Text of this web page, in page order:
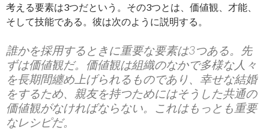
考える要素は3つだという。その3つとは、価値観、才能、
そして技能である。彼は次のように説明する。
誰かを採用するときに重要な要素は3つある。先
ずは価値観だ。価値観は組織のなかで多様な人々
を長期間纏め上げられるものであり、幸せな結婚
をするため、親友を持つためにはそうした共通の
価値観がなければならない。これはもっとも重要
なレシピだ。